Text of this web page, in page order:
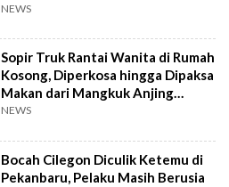
NEWS
Sopir Truk Rantai Wanita di Rumah
Kosong, Diperkosa hingga Dipaksa
Makan dari Mangkuk Anjing
Selama 3 Bulan
NEWS
Bocah Cilegon Diculik Ketemu di
Pekanbaru, Pelaku Masih Berusia